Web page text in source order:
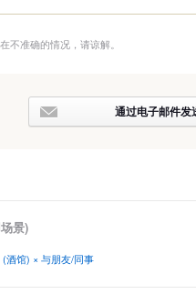
不准确的情况，请谅解。
通过电子邮件发
景)
(酒馆) × 与朋友/同事